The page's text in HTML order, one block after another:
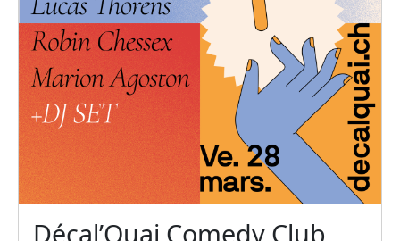
Décal’Quai Comedy Club